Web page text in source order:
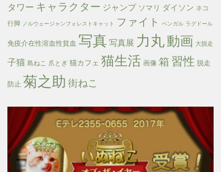
タワー キャラクター ジャンプ ソマリ ダイソン ネコ
行脚 ノルウェージャンフォレストキャット ファイト ベンガル ラグドール
免疫介在性溶血性貧血 写真 写真展 力丸動画 大脱走
子猫 島ねこ 爪とぎ 猫カフェ 猫生活 画像 箱 習性 脱走
防止 菊之助 街ねこ